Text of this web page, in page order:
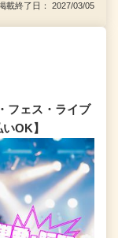
終了日： 2027/03/05
フェス・ライブ
OK】